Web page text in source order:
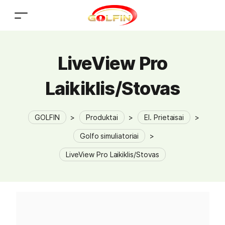
LiveView Pro
Laikiklis/Stovas
GOLFIN > Produktai > El. Prietaisai >
Golfo simuliatoriai >
LiveView Pro Laikiklis/Stovas